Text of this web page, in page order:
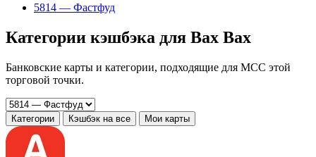
5814 — Фастфуд
Категории кэшбэка для Вах Вах
Банковские карты и категории, подходящие для MCC этой
торговой точки.
Категории Кэшбэк на все Мои карты